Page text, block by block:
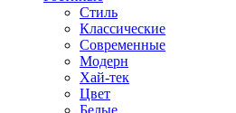
Стиль
Классические
Современные
Модерн
Хай-тек
Цвет
Белые